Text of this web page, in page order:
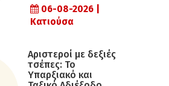
06-08-2026 |
Κατιούσα
Αριστεροί με δεξιές
τσέπες: Το
Υπαρξιακό και